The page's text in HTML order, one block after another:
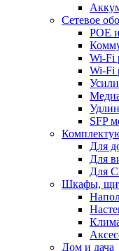
Сетевое
POE
Wi-Fi
Wi-Fi
SFP
Для
Для
Для
Шкафы,
Дом и дача